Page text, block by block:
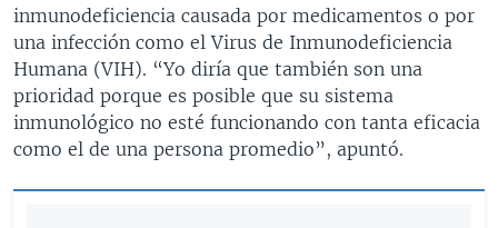
inmunodeficiencia causada por medicamentos o por
una infección como el Virus de Inmunodeficiencia
Humana (VIH). “Yo diría que también son una
prioridad porque es posible que su sistema
inmunológico no esté funcionando con tanta eficacia
como el de una persona promedio”, apuntó.